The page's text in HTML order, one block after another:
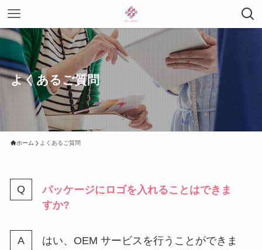
よくあるご質問
ホーム よくあるご質問
パッケージにロゴを入れることはできま
すか?
はい、OEM サービスを行うことができま